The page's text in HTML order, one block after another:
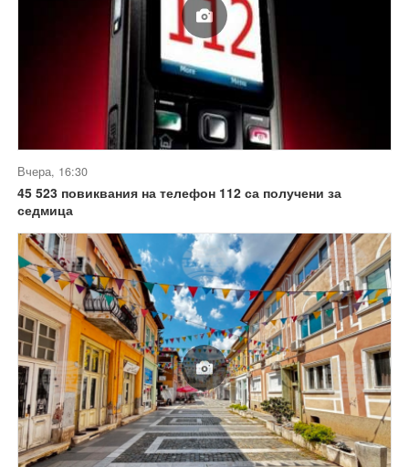
Вчера, 16:30
45 523 повиквания на телефон 112 са получени за
седмица